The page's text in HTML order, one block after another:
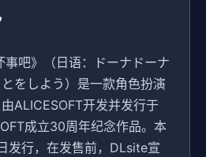
事吧》（日语：ドーナドーナ
をしよう）是一款角色扮演
ALICESOFT开发并发行于
成立30周年纪念作品。本
发行，在发售前，DLsite宣